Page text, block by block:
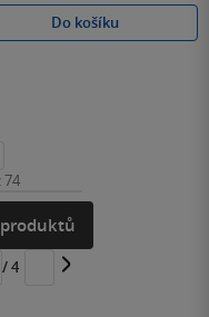
Do košíku
74
/ 4